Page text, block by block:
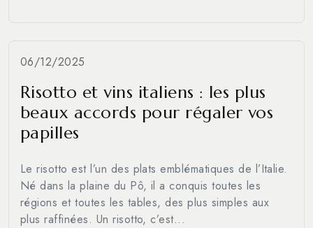
06/12/2025
Risotto et vins italiens : les plus
beaux accords pour régaler vos
papilles
Le risotto est l’un des plats emblématiques de l’Italie.
Né dans la plaine du Pô, il a conquis toutes les
régions et toutes les tables, des plus simples aux
plus raffinées. Un risotto, c’est...